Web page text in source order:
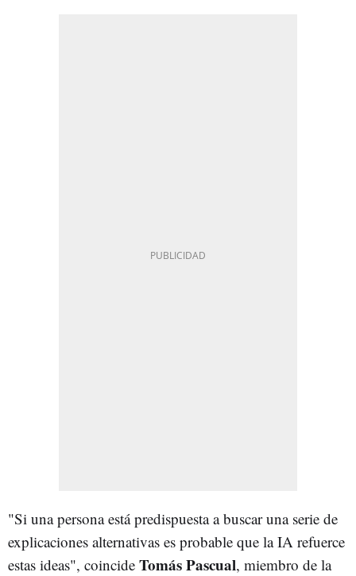
"Si una persona está predispuesta a buscar una serie de
explicaciones alternativas es probable que la IA refuerce
estas ideas", coincide Tomás Pascual, miembro de la